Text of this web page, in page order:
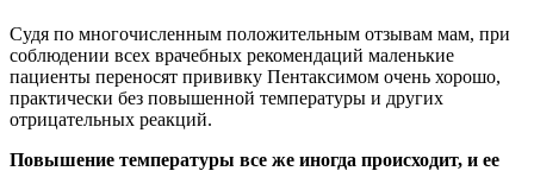
Судя по многочисленным положительным отзывам мам, при
соблюдении всех врачебных рекомендаций маленькие
пациенты переносят прививку Пентаксимом очень хорошо,
практически без повышенной температуры и других
отрицательных реакций.
Повышение температуры все же иногда происходит, и ее